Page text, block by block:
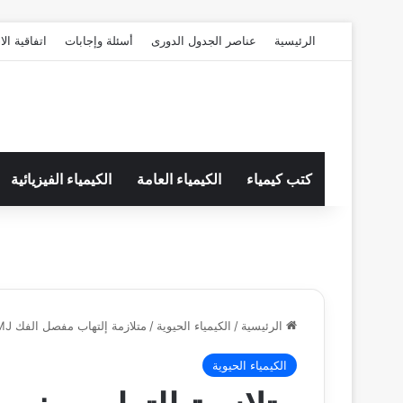
الرئيسية عناصر الجدول الدورى أسئلة وإجابات اتفاقية
كتب كيمياء الكيمياء العامة الكيمياء الفيزيائية
الرئيسية / الكيمياء الحيوية / متلازمة إلتهاب مفصل الفك TMJ
الكيمياء الحيوية